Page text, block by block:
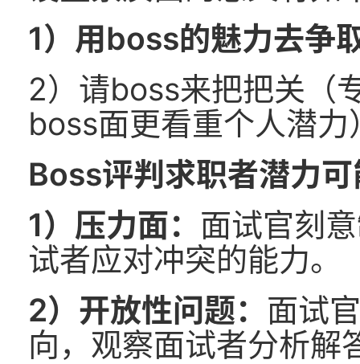
1）用boss的魅力去争
2）请boss来把把关（
boss面更看重个人潜力
Boss评判求职者潜力
1）压力面： 面试官刻
试者应对冲突的能力。
2）开放性问题： 面试
向，观察面试者分析解